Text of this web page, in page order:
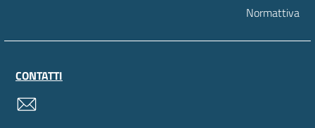
Normattiva
CONTATTI